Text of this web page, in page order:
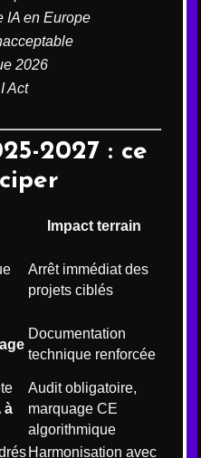
IA en Europe
2026
Act
2027 : ce
Impact terrain
Arrêt immédiat des
projets ciblés
Documentation
technique renforcée
à
Audit obligatoire,
marquage CE
algorithmique
Harmonisation avec